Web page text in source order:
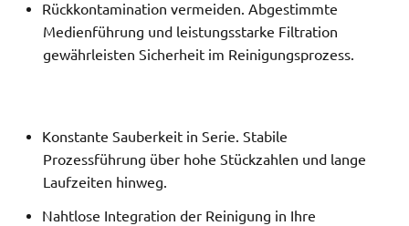
Rückkontamination vermeiden. Abgestimmte
Medienführung und leistungsstarke Filtration
gewährleisten Sicherheit im Reinigungsprozess.
Konstante Sauberkeit in Serie. Stabile
Prozessführung über hohe Stückzahlen und lange
Laufzeiten hinweg.
Nahtlose Integration der Reinigung in Ihre